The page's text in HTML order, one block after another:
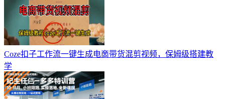
Coze扣子工作流一键生成电啇带货混剪视频，保姆级搭建教
学